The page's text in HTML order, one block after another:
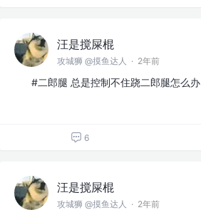
汪是搅屎棍
攻城狮 @摸鱼达人 · 2年前
#二郎腿 总是控制不住跷二郎腿怎么
6
汪是搅屎棍
攻城狮 @摸鱼达人 · 2年前